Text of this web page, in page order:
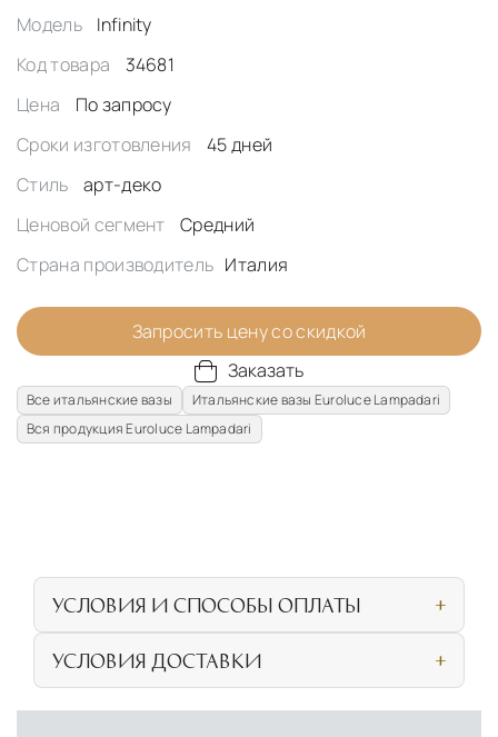
Модель
Infinity
Код товара
34681
Цена
По запросу
Сроки изготовления
45 дней
Стиль
арт-деко
Ценовой сегмент
Средний
Страна производитель Италия
Запросить цену со скидкой
Заказать
Все итальянские вазы
Итальянские вазы Euroluce Lampadari
Вся продукция Euroluce Lampadari
УСЛОВИЯ И СПОСОБЫ ОПЛАТЫ
личном посещении нашего салона
Безналичная оплата по счёту для
УСЛОВИЯ ДОСТАВКИ